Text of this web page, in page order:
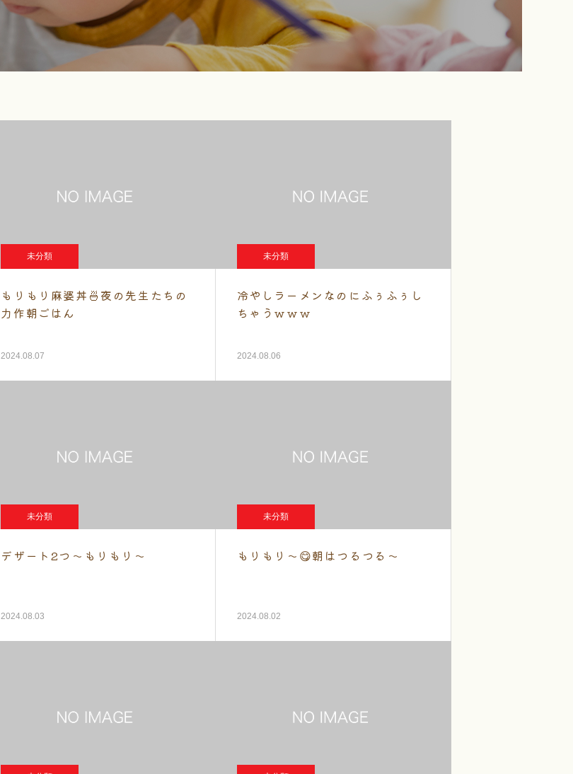
未分類
もりもり麻婆丼🍜夜の先生たちの
力作朝ごはん
2024.08.07
未分類
冷やしラーメンなのにふぅふぅし
ちゃうｗｗｗ
2024.08.06
未分類
デザート2つ～もりもり～
2024.08.03
未分類
もりもり～😋朝はつるつる～
2024.08.02